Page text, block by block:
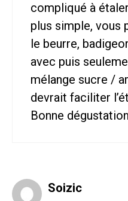
compliqué à
plus simple, vous
le beurre,
avec puis
mélange sucre /
devrait faciliter
Bonne
Soizic